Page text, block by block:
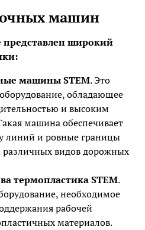
машин
широкий
машины STEM. Это
обладающее
и высоким
машина обеспечивает
линий и ровные границы
различных видов дорожных
термопластика STEM.
необходимое
рабочей
материалов.